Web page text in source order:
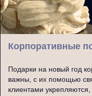
Корпоративные
Подарки на новый год
важны, с их помощью
клиентами